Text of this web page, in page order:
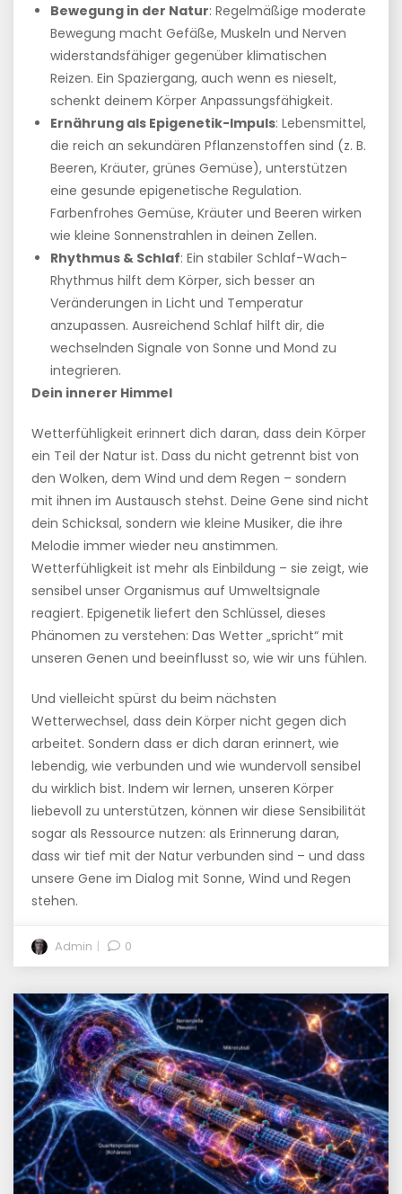
Bewegung in der Natur: Regelmäßige moderate
Bewegung macht Gefäße, Muskeln und Nerven
widerstandsfähiger gegenüber klimatischen
Reizen. Ein Spaziergang, auch wenn es nieselt,
schenkt deinem Körper Anpassungsfähigkeit.
Ernährung als Epigenetik-Impuls: Lebensmittel,
die reich an sekundären Pflanzenstoffen sind (z. B.
Beeren, Kräuter, grünes Gemüse), unterstützen
eine gesunde epigenetische Regulation.
Farbenfrohes Gemüse, Kräuter und Beeren wirken
wie kleine Sonnenstrahlen in deinen Zellen.
Rhythmus & Schlaf: Ein stabiler Schlaf-Wach-
Rhythmus hilft dem Körper, sich besser an
Veränderungen in Licht und Temperatur
anzupassen. Ausreichend Schlaf hilft dir, die
wechselnden Signale von Sonne und Mond zu
integrieren.
Dein innerer Himmel
Wetterfühligkeit erinnert dich daran, dass dein Körper
ein Teil der Natur ist. Dass du nicht getrennt bist von
den Wolken, dem Wind und dem Regen – sondern
mit ihnen im Austausch stehst. Deine Gene sind nicht
dein Schicksal, sondern wie kleine Musiker, die ihre
Melodie immer wieder neu anstimmen.
Wetterfühligkeit ist mehr als Einbildung – sie zeigt, wie
sensibel unser Organismus auf Umweltsignale
reagiert. Epigenetik liefert den Schlüssel, dieses
Phänomen zu verstehen: Das Wetter „spricht“ mit
unseren Genen und beeinflusst so, wie wir uns fühlen.
Und vielleicht spürst du beim nächsten
Wetterwechsel, dass dein Körper nicht gegen dich
arbeitet. Sondern dass er dich daran erinnert, wie
lebendig, wie verbunden und wie wundervoll sensibel
du wirklich bist. Indem wir lernen, unseren Körper
liebevoll zu unterstützen, können wir diese Sensibilität
sogar als Ressource nutzen: als Erinnerung daran,
dass wir tief mit der Natur verbunden sind – und dass
unsere Gene im Dialog mit Sonne, Wind und Regen
stehen.
Admin 0